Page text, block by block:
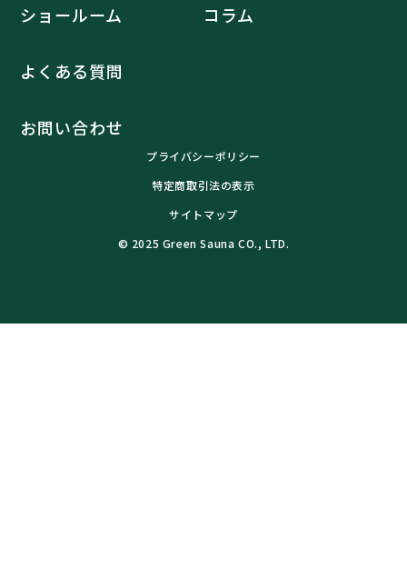
ショールーム
よくある質問
コラム
お問い合わせ
© 2025 Green Sauna CO., LTD.
プライバシーポリシー
特定商取引法の表示
サイトマップ